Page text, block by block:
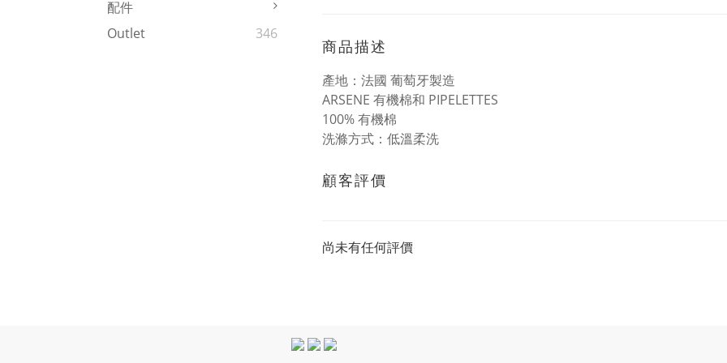
配件
Outlet
346
商品描述
產地：法國 葡萄牙製造
ARSENE 有機棉和 PIPELETTES
100% 有機棉
洗滌方式：低溫柔洗
顧客評價
尚未有任何評價